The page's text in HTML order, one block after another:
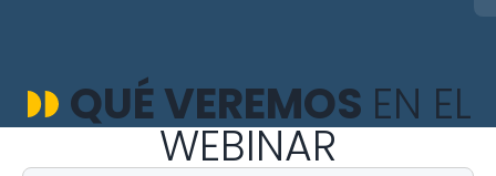
QUÉ VEREMOS EN EL
WEBINAR
estructura de
la web, en
base a cómo la
usas.